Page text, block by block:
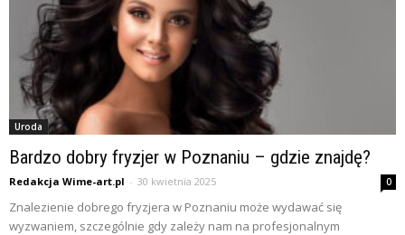
Uroda
Bardzo dobry fryzjer w Poznaniu – gdzie znajdę?
Redakcja Wime-art.pl - 30 kwietnia 2025 0
Znalezienie dobrego fryzjera w Poznaniu może wydawać się
wyzwaniem, szczególnie gdy zależy nam na profesjonalnym